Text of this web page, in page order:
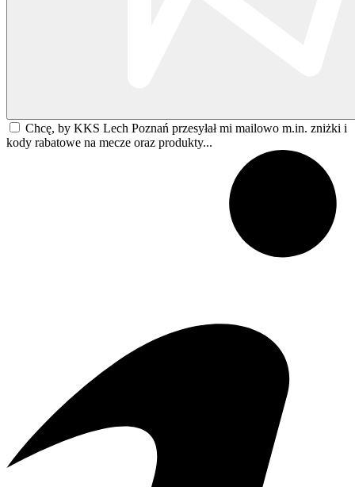
Chcę, by KKS Lech Poznań przesyłał mi mailowo m.in. zniżki i
kody rabatowe na mecze oraz produkty...